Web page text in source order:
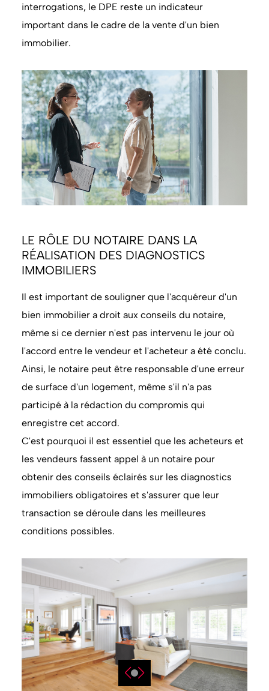
interrogations, le DPE reste un indicateur
important dans le cadre de la vente d'un bien
immobilier.
LE RÔLE DU NOTAIRE DANS LA
RÉALISATION DES DIAGNOSTICS
IMMOBILIERS
Il est important de souligner que l'acquéreur d'un
bien immobilier a droit aux conseils du notaire,
même si ce dernier n'est pas intervenu le jour où
l'accord entre le vendeur et l'acheteur a été conclu.
Ainsi, le notaire peut être responsable d'une erreur
de surface d'un logement, même s'il n'a pas
participé à la rédaction du compromis qui
enregistre cet accord.
C'est pourquoi il est essentiel que les acheteurs et
les vendeurs fassent appel à un notaire pour
obtenir des conseils éclairés sur les diagnostics
immobiliers obligatoires et s'assurer que leur
transaction se déroule dans les meilleures
conditions possibles.